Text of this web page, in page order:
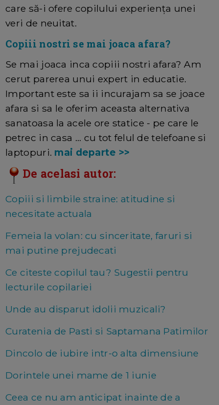
care să-i ofere copilului experiența unei
veri de neuitat.
Copiii nostri se mai joaca afara?
Se mai joaca inca copiii nostri afara? Am
cerut parerea unui expert in educatie.
Important este sa ii incurajam sa se joace
afara si sa le oferim aceasta alternativa
sanatoasa la acele ore statice - pe care le
petrec in casa ... cu tot felul de telefoane si
laptopuri. mai departe >>
De acelasi autor:
Copiii si limbile straine: atitudine si
necesitate actuala
Femeia la volan: cu sinceritate, faruri si
mai putine prejudecati
Ce citeste copilul tau? Sugestii pentru
lecturile copilariei
Unde au disparut idolii muzicali?
Curatenia de Pasti si Saptamana Patimilor
Dincolo de iubire intr-o alta dimensiune
Dorintele unei mame de 1 iunie
Ceea ce nu am anticipat inainte de a